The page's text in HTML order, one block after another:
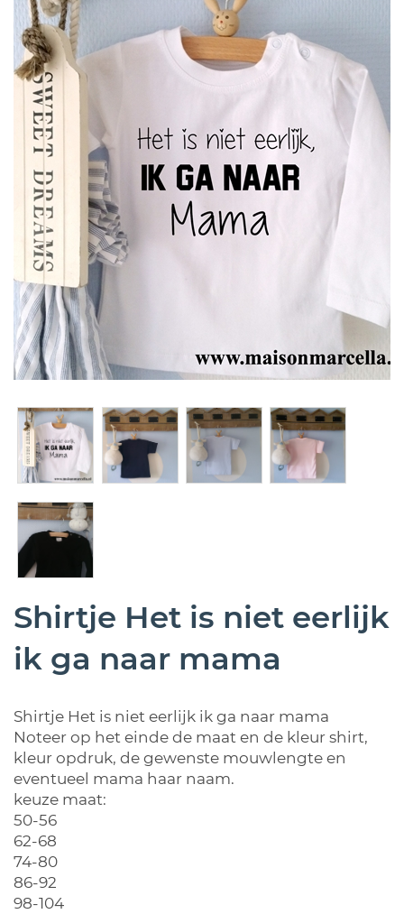
Shirtje Het is niet eerlijk
ik ga naar mama
Shirtje Het is niet eerlijk ik ga naar mama
Noteer op het einde de maat en de kleur shirt,
kleur opdruk, de gewenste mouwlengte en
eventueel mama haar naam.
keuze maat:
50-56
62-68
74-80
86-92
98-104